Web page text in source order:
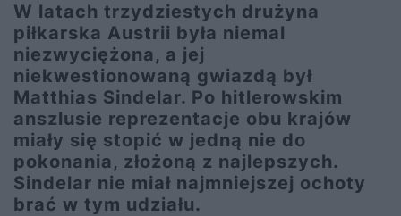
W latach trzydziestych drużyna
piłkarska Austrii była niemal
niezwyciężona, a jej
niekwestionowaną gwiazdą był
Matthias Sindelar. Po hitlerowskim
anszlusie reprezentacje obu krajów
miały się stopić w jedną nie do
pokonania, złożoną z najlepszych.
Sindelar nie miał najmniejszej ochoty
brać w tym udziału.